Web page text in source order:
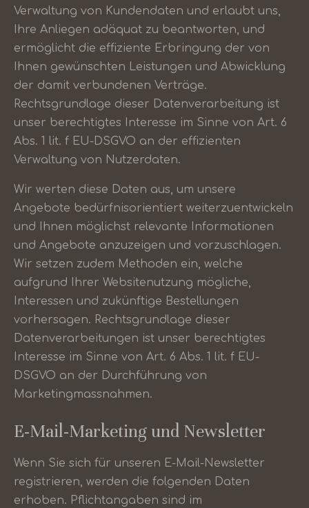
Verwaltung von Kundendaten und erlaubt uns,
Ihre Anliegen adäquat zu beantworten, und
ermöglicht die effiziente Erbringung der von
Ihnen gewünschten Leistungen und Abwicklung
der damit verbundenen Verträge.
Rechtsgrundlage dieser Datenverarbeitung ist
unser berechtigtes Interesse im Sinne von Art. 6
Abs. 1 lit. f EU-DSGVO an der effizienten
Verwaltung von Nutzerdaten.
Wir werten diese Daten aus, um unsere
Angebote bedürfnisorientiert weiterzuentwickeln
und Ihnen möglichst relevante Informationen
und Angebote anzuzeigen und vorzuschlagen.
Wir setzen zudem Methoden ein, welche
aufgrund Ihrer Websitenutzung mögliche,
Interessen und zukünftige Bestellungen
vorhersagen. Rechtsgrundlage dieser
Datenverarbeitungen ist unser berechtigtes
Interesse im Sinne von Art. 6 Abs. 1 lit. f EU-
DSGVO an der Durchführung von
Marketingmassnahmen.
E-Mail-Marketing und Newsletter
Wenn Sie sich für unseren E-Mail-Newsletter
registrieren, werden die folgenden Daten
erhoben. Pflichtangaben sind im